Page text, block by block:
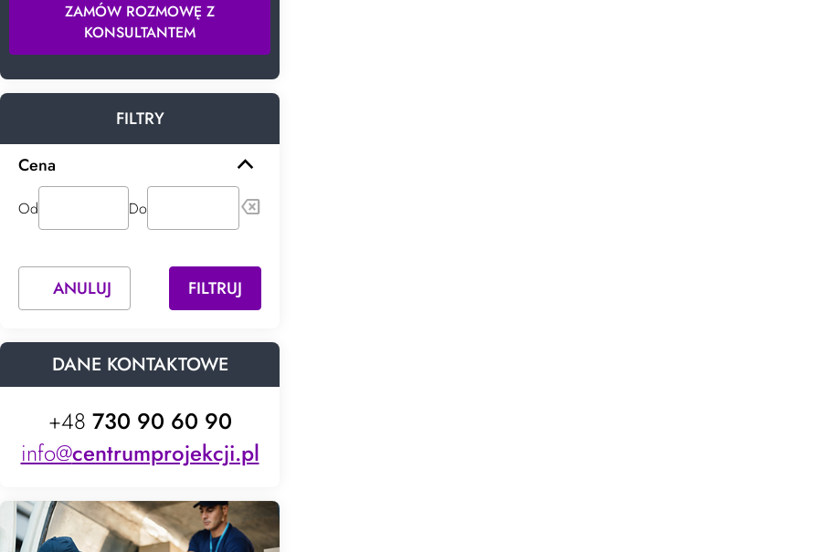
ZAMÓW ROZMOWĘ Z
KONSULTANTEM
FILTRY
Cena
Od Do backspace
ANULUJ FILTRUJ
DANE KONTAKTOWE
+48 730 90 60 90
info@centrumprojekcji.pl